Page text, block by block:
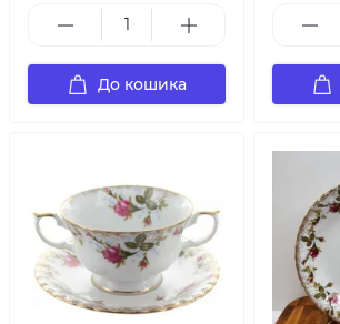
До кошика